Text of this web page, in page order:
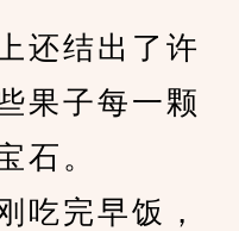
结出了许
果子每一颗
石。
完早饭，